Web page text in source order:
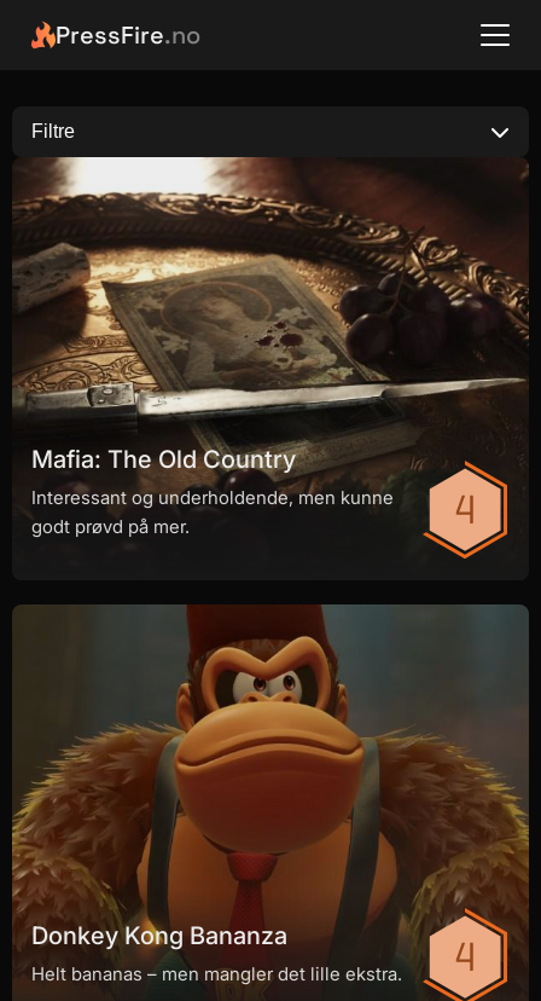
PressFire.no
Filtre
Mafia: The Old Country
Interessant og underholdende, men kunne
godt prøvd på mer.
Donkey Kong Bananza
Helt bananas – men mangler det lille ekstra.